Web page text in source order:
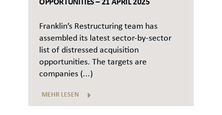
OPPORTUNITIES – 21 APRIL 2025
Franklin’s Restructuring team has
assembled its latest sector-by-sector
list of distressed acquisition
opportunities. The targets are
companies (...)
MEHR LESEN